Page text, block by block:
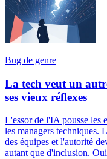
Bug de genre
La tech veut un
ses vieux réflexes
L'essor de l'IA pousse les
les managers techniques.
des équipes et l'autorité
autant que d'inclusion.